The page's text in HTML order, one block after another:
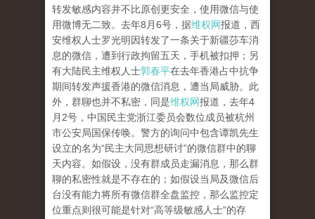
转发敏感内容并不比原创更安全，使用微信与使
用微博无二致。去年8月6号，据维权网报道，西
安维权人士罗光明因转发了一条关于新疆莎车消
息的微信，遭到行政拘留五天，手机被扣押；另
有大陆民主维权人士郭春平在去年香港占中抗争
期间转发声援香港的微信消息，遭当局威胁。此
外，群聊也并不私密，同是维权网报道，去年4
月2号，中国民主党浙江委员会数位成员被杭州
市公安局国保传唤。警方的询问中包含谭凯先生
设立的名为“民主大同思想研讨”的微信群中的聊
天内容。如假设，没有群成员走漏消息，那么群
聊的私密性就是不存在的；如假设当局及微信后
台没有能力将所有微信群全盘监控，那么监控定
位重点则很可能是针对“高等级敏感人士”的存